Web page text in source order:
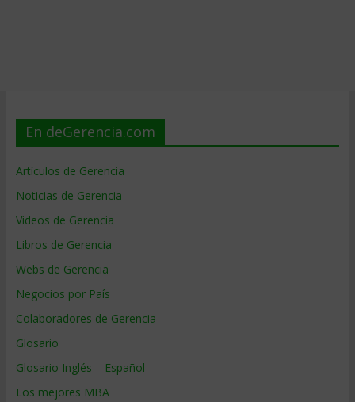
En deGerencia.com
Artículos de Gerencia
Noticias de Gerencia
Videos de Gerencia
Libros de Gerencia
Webs de Gerencia
Negocios por País
Colaboradores de Gerencia
Glosario
Glosario Inglés – Español
Los mejores MBA